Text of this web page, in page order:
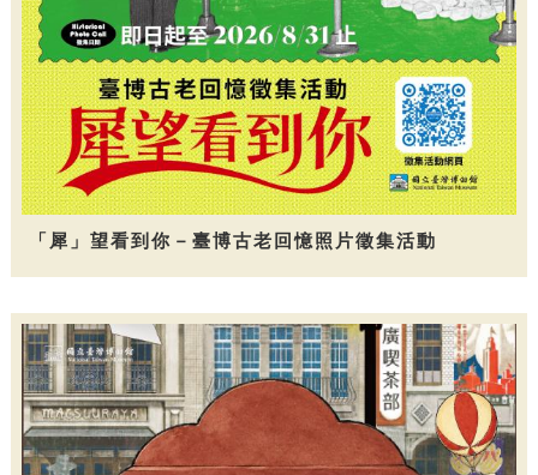
「犀」望看到你－臺博古老回憶照片徵集活動